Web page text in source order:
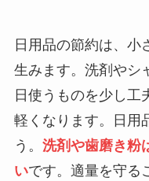
日用品の節約は、小
生みます。洗剤やシ
日使うものを少し工
軽くなります。日用
う。 洗剤や歯磨き粉
いです。適量を守る